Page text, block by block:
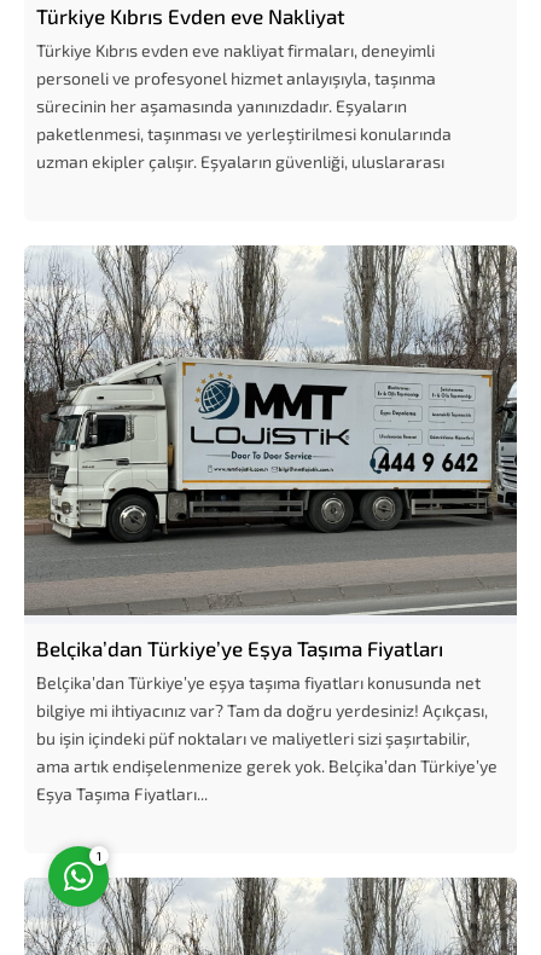
Türkiye Kıbrıs Evden eve Nakliyat
Türkiye Kıbrıs evden eve nakliyat firmaları, deneyimli
personeli ve profesyonel hizmet anlayışıyla, taşınma
sürecinin her aşamasında yanınızdadır. Eşyaların
paketlenmesi, taşınması ve yerleştirilmesi konularında
uzman ekipler çalışır. Eşyaların güvenliği, uluslararası
Belçika’dan Türkiye’ye Eşya Taşıma Fiyatları
Belçika’dan Türkiye’ye eşya taşıma fiyatları konusunda net
bilgiye mi ihtiyacınız var? Tam da doğru yerdesiniz! Açıkçası,
bu işin içindeki püf noktaları ve maliyetleri sizi şaşırtabilir,
ama artık endişelenmenize gerek yok. Belçika’dan Türkiye’ye
Eşya Taşıma Fiyatları...
Müşteri Temsilcisi
Cevap Yaz
1